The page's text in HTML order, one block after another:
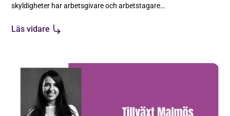
skyldigheter har arbetsgivare och arbetstagare.
grundläggande arbetsrätt.
Läs vidare